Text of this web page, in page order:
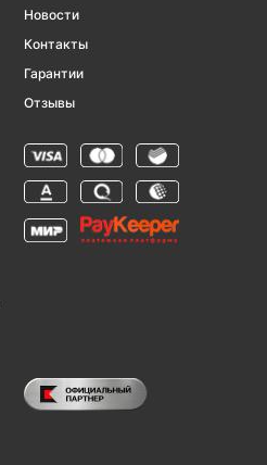
Новости
Контакты
Гарантии
Отзывы